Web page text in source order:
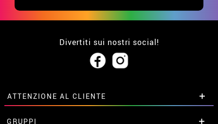
Divertiti sui nostri social!
ATTENZIONE AL CLIENTE
• Su di noi
GRUPPI